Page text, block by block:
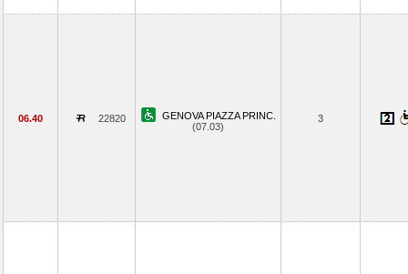
06.40 22820
GENOVA PIAZZA PRINC.
(07.03)
3